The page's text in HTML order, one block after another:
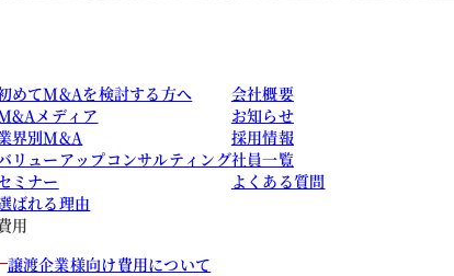
めてM&Aを検討する方へ
メディア
界別M&A
リューアップコンサルティング
ミナー
ばれる理由
用
譲渡企業様向け費用について
会社概要
お知らせ
採用情報
社員一覧
よくある質問